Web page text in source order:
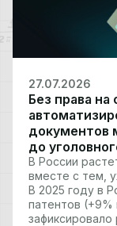
27.07.2026
Без права на
документов
до
В России
вместе с тем,
В 2025 году в
патентов
зафиксировало